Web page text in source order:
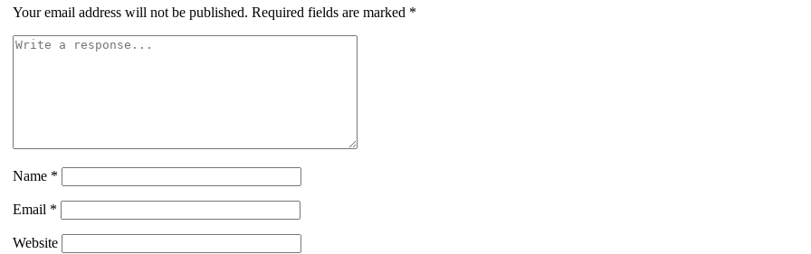
Your email address will not be published. Required fields are marked *
Name *
Email *
Website